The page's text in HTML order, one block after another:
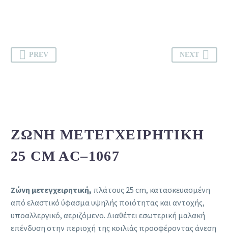
PREV NEXT
ΖΏΝΗ ΜΕΤΕΓΧΕΙΡΗΤΙΚΉ
25 CM AC–1067
Ζώνη μετεγχειρητική, πλάτους 25 cm, κατασκευασμένη
από ελαστικό ύφασμα υψηλής ποιότητας και αντοχής,
υποαλλεργικό, αεριζόμενο. Διαθέτει εσωτερική μαλακή
επένδυση στην περιοχή της κοιλιάς προσφέροντας άνεση